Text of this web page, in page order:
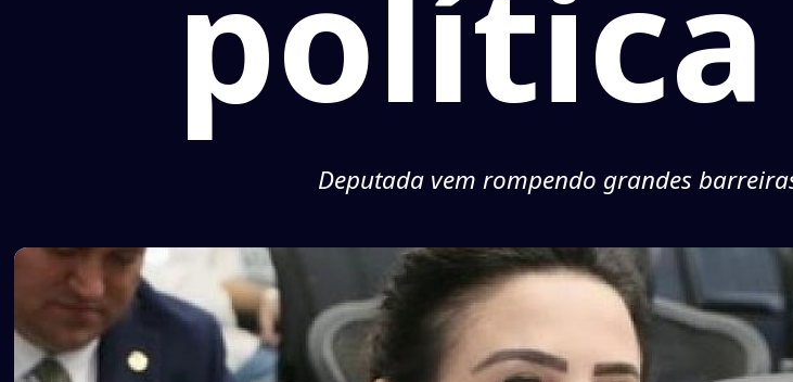
Deputada vem rompendo grandes